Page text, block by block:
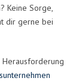
Keine Sorge,
dir gerne bei